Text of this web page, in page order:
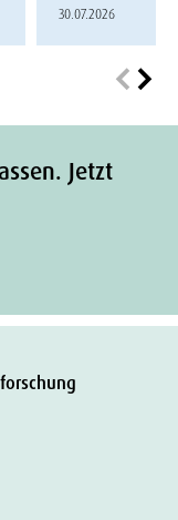
30.07.2026
Jetzt